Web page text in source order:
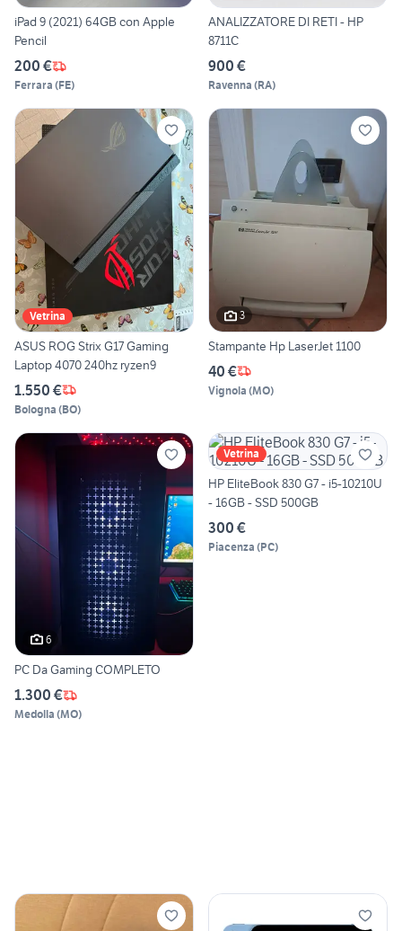
iPad 9 (2021) 64GB con Apple
Pencil
200 €
Ferrara (FE)
ANALIZZATORE DI RETI - HP
8711C
900 €
Ravenna (RA)
Vetrina
ASUS ROG Strix G17 Gaming
Laptop 4070 240hz ryzen9
1.550 €
Bologna (BO)
3
Stampante Hp LaserJet 1100
40 €
Vignola (MO)
6
PC Da Gaming COMPLETO
1.300 €
Medolla (MO)
Vetrina
HP EliteBook 830 G7 - i5-10210U
- 16GB - SSD 500GB
300 €
Piacenza (PC)